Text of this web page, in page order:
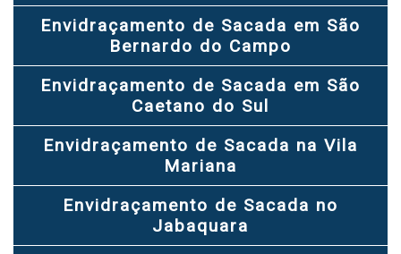
Envidraçamento de Sacada em São
Bernardo do Campo
Envidraçamento de Sacada em São
Caetano do Sul
Envidraçamento de Sacada na Vila
Mariana
Envidraçamento de Sacada no
Jabaquara